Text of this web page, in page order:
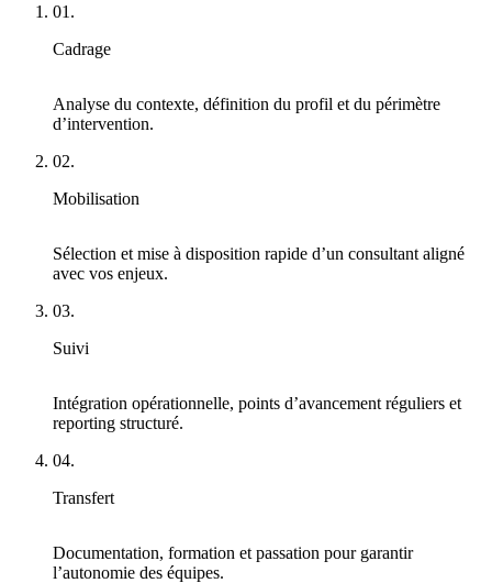
01.
Cadrage
Analyse du contexte, définition du profil et du périmètre
d’intervention.
02.
Mobilisation
Sélection et mise à disposition rapide d’un consultant aligné
avec vos enjeux.
03.
Suivi
Intégration opérationnelle, points d’avancement réguliers et
reporting structuré.
04.
Transfert
Documentation, formation et passation pour garantir
l’autonomie des équipes.